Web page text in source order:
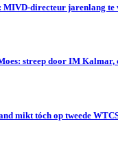
MIVD-directeur jarenlang te
streep door IM
mikt tóch op tweede